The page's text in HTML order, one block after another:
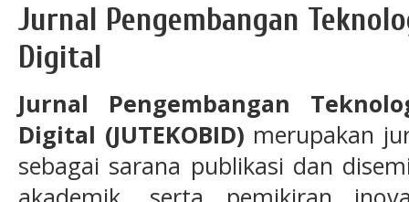
Jurnal Pengembangan
Digital
Jurnal Pengembangan
Digital (JUTEKOBID) merupakan
sebagai sarana publikasi dan